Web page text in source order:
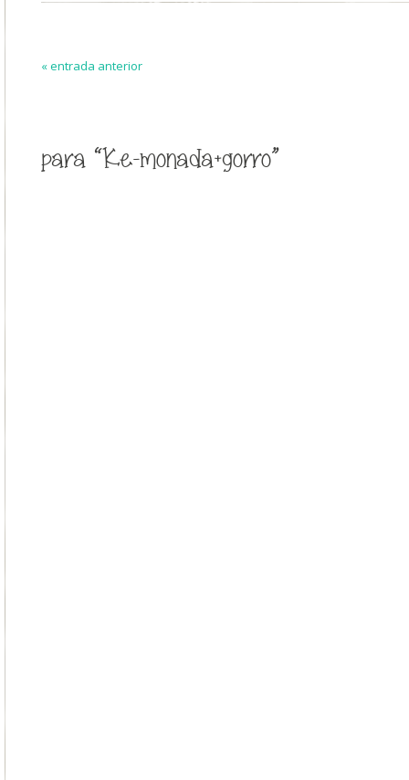
« entrada anterior
para “Ke-monada+gorro”